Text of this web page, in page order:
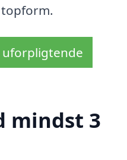
uforpligtende
mindst 3